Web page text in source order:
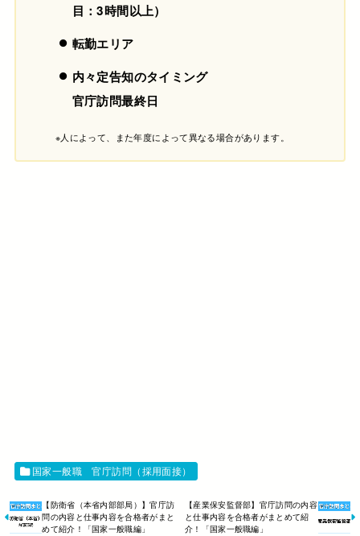
目：3時間以上）
転勤エリア
内々定告知のタイミング
官庁訪問最終日
※人によって、また年度によって異なる場合があります。
国家一般職 官庁訪問（採用面接）
【防衛省（本省内部部局）】官庁訪
問の内容と仕事内容を合格者がまと
めて紹介！「国家一般職編」
【産業保安監督部】官庁訪問の内容
と仕事内容を合格者がまとめて紹
介！「国家一般職編」